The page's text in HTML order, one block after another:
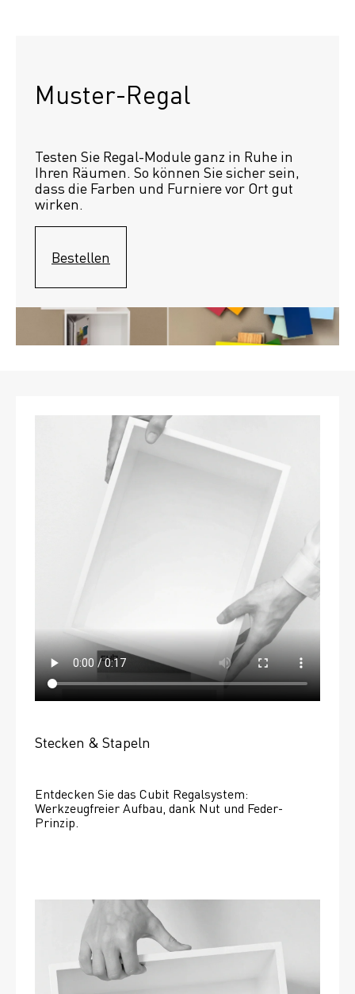
Muster-Regal
Testen Sie Regal-Module ganz in Ruhe in
Ihren Räumen. So können Sie sicher sein,
dass die Farben und Furniere vor Ort gut
wirken.
Bestellen
Stecken & Stapeln
Entdecken Sie das Cubit Regalsystem:
Werkzeugfreier Aufbau, dank Nut und Feder-
Prinzip.